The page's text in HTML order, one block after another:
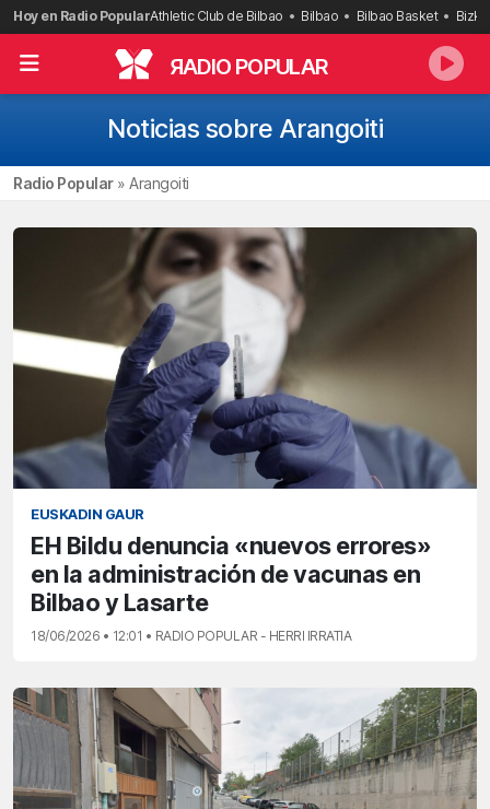
Saltar
al
contenido
Hoy en Radio PopularAthletic Club de Bilbao Bilbao Bilbao Basket
RADIO POPULAR
Noticias sobre Arangoiti
Radio Popular» Arangoiti
EUSKADIN GAUR
EH Bildu denuncia «nuevos errores»
en la administración de vacunas en
Bilbao y Lasarte
18/06/2026 • 12:01 • RADIO POPULAR - HERRI IRRATIA